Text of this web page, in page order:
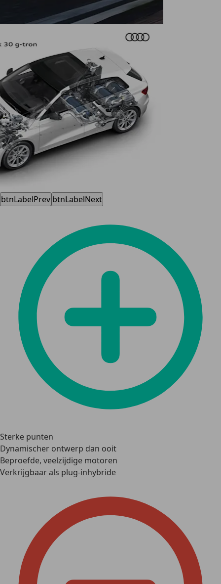
btnLabelPrev btnLabelNext
Sterke punten
Dynamischer ontwerp dan ooit
Beproefde, veelzijdige motoren
Verkrijgbaar als plug-inhybride